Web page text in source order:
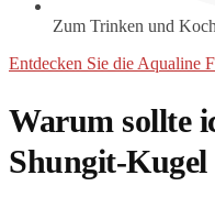
Zum Trinken und
Entdecken Sie die Aqualine
Warum sollte
Shungit-Kugel